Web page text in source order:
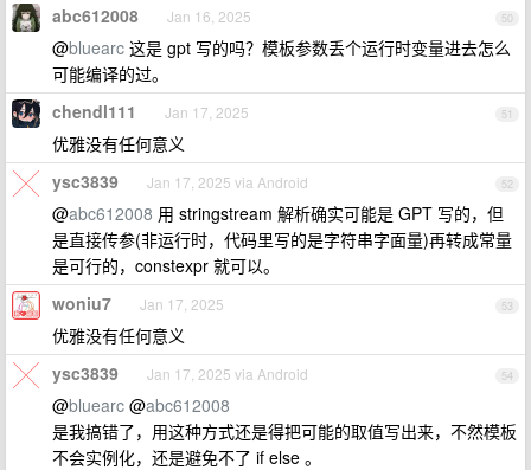
50
abc612008 Jan 16, 2025
@bluearc 这是 gpt 写的吗？模板参数丢个运行时变量进去怎么
可能编译的过。
51
chendl111 Jan 17, 2025
优雅没有任何意义
52
ysc3839 Jan 17, 2025 via Android
@abc612008 用 stringstream 解析确实可能是 GPT 写的，但
是直接传参(非运行时，代码里写的是字符串字面量)再转成常量
是可行的，constexpr 就可以。
53
woniu7 Jan 17, 2025
优雅没有任何意义
54
ysc3839 Jan 17, 2025 via Android
@bluearc @abc612008
是我搞错了，用这种方式还是得把可能的取值写出来，不然模板
不会实例化，还是避免不了 if else 。